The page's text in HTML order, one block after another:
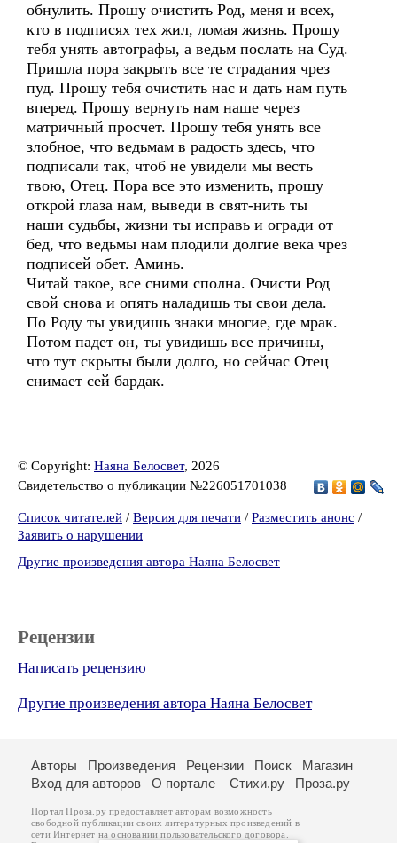
обнулить. Прошу очистить Род, меня и всех,
кто в подписях тех жил, ломая жизнь. Прошу
тебя унять автографы, а ведьм послать на Суд.
Пришла пора закрыть все те страдания чрез
пуд. Прошу тебя очистить нас и дать нам путь
вперед. Прошу вернуть нам наше через
матричный просчет. Прошу тебя унять все
злобное, что ведьмам в радость здесь, что
подписали так, чтоб не увидели мы весть
твою, Отец. Пора все это изменить, прошу
открой глаза нам, выведи в свят-нить ты
наши судьбы, жизни ты исправь и огради от
бед, что ведьмы нам плодили долгие века чрез
подписей обет. Аминь.
Читай такое, все сними сполна. Очисти Род
свой снова и опять наладишь ты свои дела.
По Роду ты увидишь знаки многие, где мрак.
Потом падет он, ты увидишь все причины,
что тут скрыты были долго, но сейчас Отец
снимает сей бардак.
© Copyright: Наяна Белосвет, 2026
Свидетельство о публикации №226051701038
Список читателей / Версия для печати / Разместить анонс /
Заявить о нарушении
Другие произведения автора Наяна Белосвет
Рецензии
Написать рецензию
Другие произведения автора Наяна Белосвет
Авторы Произведения Рецензии Поиск
Магазин
Вход для авторов
О портале Стихи.ру Проза.ру
Портал Проза.ру предоставляет авторам возможность
свободной публикации своих литературных произведений в
сети Интернет на основаниипользовательского договора